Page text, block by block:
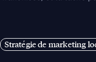
Stratégie de marketing